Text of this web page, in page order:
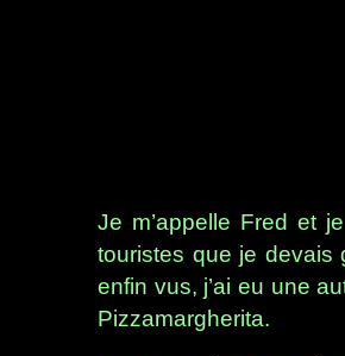
Je m’appelle Fred et
touristes que je devais
enfin vus, j’ai eu une
Pizzamargherita.